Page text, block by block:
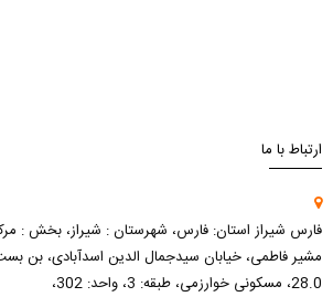
ارتباط با ما
فارس شیراز استان: فارس، شهرستان : شیراز، بخش :
28.0، مسکونی خوارزمی، طبقه: 3، واحد: 302،